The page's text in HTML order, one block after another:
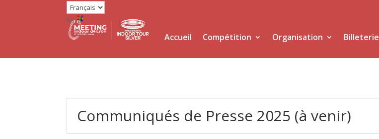
by
Accueil Compétition Organisation Billeterie
Communiqués de Presse 2025 (à venir)